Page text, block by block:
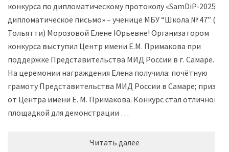
конкурса по дипломатическому протоколу «SamDiP‑2025:
дипломатическое письмо» – ученице МБУ “Школа № 47” (г.
Тольятти) Морозовой Елене Юрьевне! Организатором
конкурса выступил Центр имени Е.М. Примакова при
поддержке Представительства МИД России в г. Самаре.
На церемонии награждения Елена получила: почётную
грамоту Представительства МИД России в Самаре; приз
от Центра имени Е. М. Примакова. Конкурс стал отличной
площадкой для демонстрации …
Читать далее